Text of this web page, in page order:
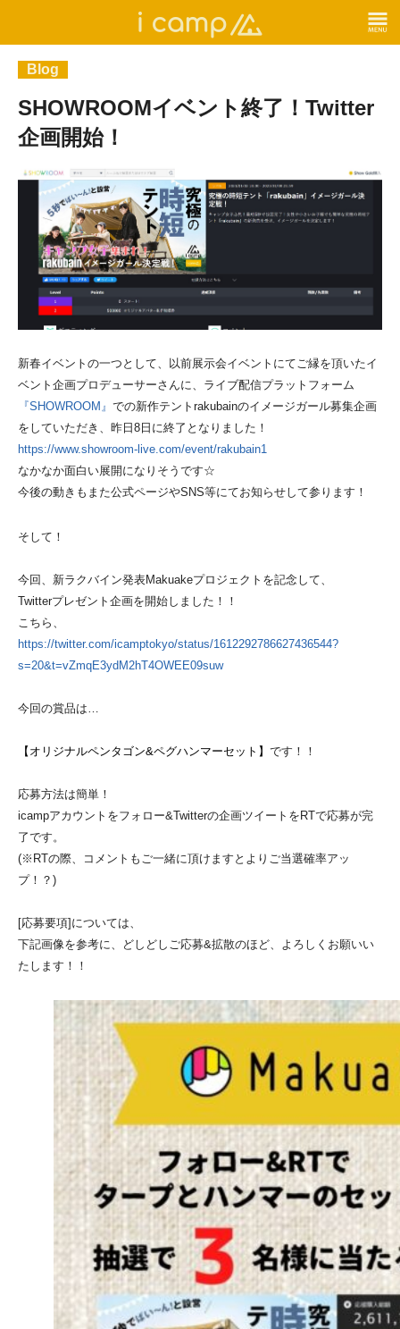
Blog
SHOWROOMイベント終了！Twitter
企画開始！
新春イベントの一つとして、以前展示会イベントにてご縁を頂いたイ
ベント企画プロデューサーさんに、ライブ配信プラットフォーム
『SHOWROOM』 での新作テントrakubainのイメージガール募集企画
をしていただき、昨日8日に終了となりました！
https://www.showroom-live.com/event/rakubain1
なかなか面白い展開になりそうです☆
今後の動きもまた公式ページやSNS等にてお知らせして参ります！
そして！
今回、新ラクバイン発表Makuakeプロジェクトを記念して、
Twitterプレゼント企画を開始しました！！
こちら、
https://twitter.com/icamptokyo/status/1612292786627436544?
s=20&t=vZmqE3ydM2hT4OWEE09suw
今回の賞品は…
【オリジナルペンタゴン&ペグハンマーセット】 です！！
応募方法は簡単！
icampアカウントをフォロー&Twitterの企画ツイートをRTで応募が完
了です。
(※RTの際、コメントもご一緒に頂けますとよりご当選確率アッ
プ！？)
[応募要項]については、
下記画像を参考に、どしどしご応募&拡散のほど、よろしくお願いい
たします！！